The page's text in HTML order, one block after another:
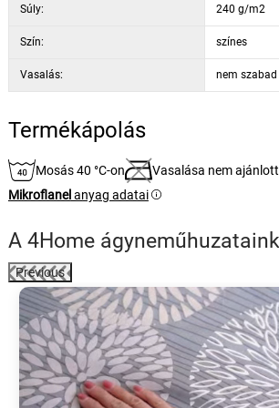
Súly: 240 g/m2
Szín: színes
Vasalás: nem
Termékápolás
Mosás 40 °C-on
Vasalása nem ajánlott
Mikroflanelanyag adatai
A 4Home ágyneműhuzataink
Previous